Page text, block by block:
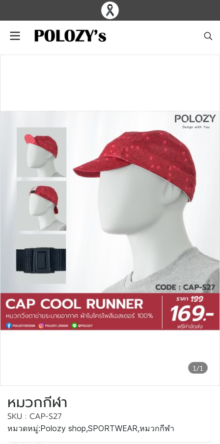
1/1
หมวกกีฬา
SKU : CAP-S27
หมวดหมู่:Polozy shop,SPORTWEAR,หมวกกีฬา